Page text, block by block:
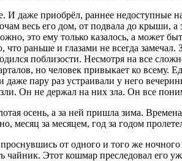
И даже приобрёл, раннее недоступные
весь его дом, от подвала до крыши,
это ему только казалось, а может
что раньше и глазами не всегда
поблизости. Несмотря на все
но человек привыкает ко
даже пару раз устраивали у него
Он не держал на них зла. Он все
осень, а за ней пришла зима.
месяц за месяцем, год за годом
проснувшись от одного и того же
чайник. Этот кошмар преследовал его